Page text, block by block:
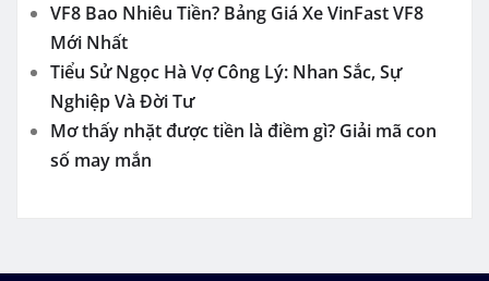
VF8 Bao Nhiêu Tiền? Bảng Giá Xe VinFast VF8
Mới Nhất
Tiểu Sử Ngọc Hà Vợ Công Lý: Nhan Sắc, Sự
Nghiệp Và Đời Tư
Mơ thấy nhặt được tiền là điềm gì? Giải mã con
số may mắn